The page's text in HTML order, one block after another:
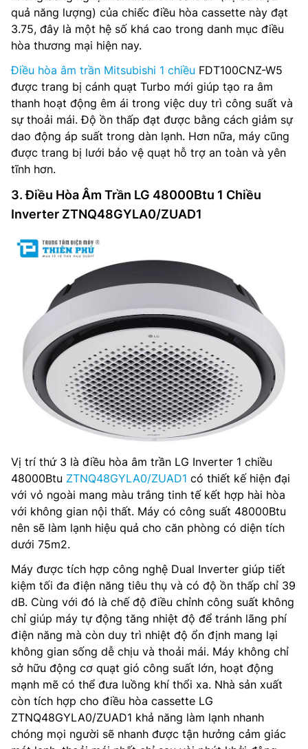
quả năng lượng) của chiếc điều hòa cassette này đạt
3.75, đây là một hệ số khá cao trong danh mục điều
hòa thương mại hiện nay.
Điều hòa âm trần Mitsubishi 1 chiều FDT100CNZ-W5
được trang bị cánh quạt Turbo mới giúp tạo ra âm
thanh hoạt động êm ái trong việc duy trì công suất và
sự thoải mái. Độ ồn thấp đạt được bằng cách giảm sự
dao động áp suất trong dàn lạnh. Hơn nữa, máy cũng
được trang bị lưới bảo vệ quạt hỗ trợ an toàn và yên
tĩnh hơn.
3. Điều Hòa Âm Trần LG 48000Btu 1 Chiều
Inverter ZTNQ48GYLA0/ZUAD1
Vị trí thứ 3 là điều hòa âm trần LG Inverter 1 chiều
48000Btu ZTNQ48GYLA0/ZUAD1 có thiết kế hiện đại
với vỏ ngoài mang màu trắng tinh tế kết hợp hài hòa
với không gian nội thất. Máy có công suất 48000Btu
nên sẽ làm lạnh hiệu quả cho căn phòng có diện tích
dưới 75m2.
Máy được tích hợp công nghệ Dual Inverter giúp tiết
kiệm tối đa điện năng tiêu thụ và có độ ồn thấp chỉ 39
dB. Cùng với đó là chế độ điều chỉnh công suất không
chỉ giúp máy tự động tăng nhiệt độ để tránh lãng phí
điện năng mà còn duy trì nhiệt độ ổn định mang lại
không gian sống dễ chịu và thoải mái. Máy không chỉ
sở hữu động cơ quạt gió công suất lớn, hoạt động
mạnh mẽ có thể đưa luồng khí thổi xa. Nhà sản xuất
còn tích hợp cho điều hòa cassette LG
ZTNQ48GYLA0/ZUAD1 khả năng làm lạnh nhanh
chóng mọi người sẽ nhanh được tận hưởng cảm giác